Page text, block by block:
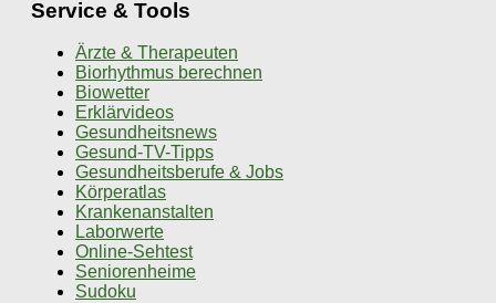
Service & Tools
Ärzte & Therapeuten
Biorhythmus berechnen
Biowetter
Erklärvideos
Gesundheitsnews
Gesund-TV-Tipps
Gesundheitsberufe & Jobs
Körperatlas
Krankenanstalten
Laborwerte
Online-Sehtest
Seniorenheime
Sudoku